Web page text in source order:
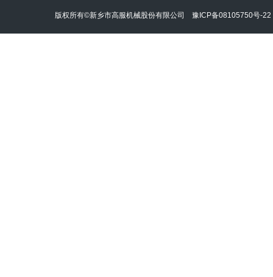
版权所有©新乡市高服机械股份有限公司 豫ICP备08105750号-22